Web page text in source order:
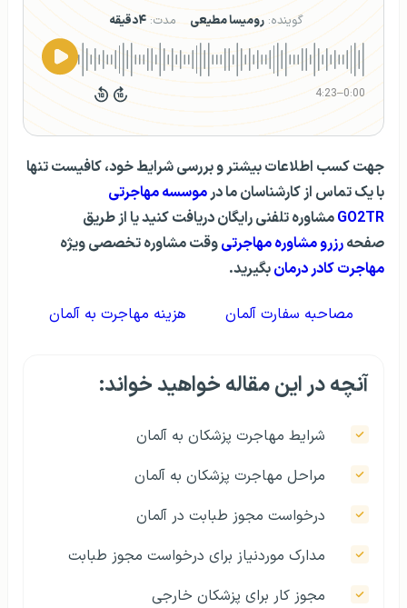
گوینده:رومیسا مطیعی مدت:۴دقیقه
0:00
–
4:23
جهت کسب اطلاعات بیشتر و بررسی شرایط خود، کافیست تنها
با یک تماس از کارشناسان ما در موسسه مهاجرتی
GO2TRمشاوره تلفنی رایگان دریافت کنید یا از طریق
صفحهرزرو مشاوره مهاجرتیوقت مشاوره تخصصی ویژه
مهاجرت کادر درمانبگیرید.
مصاحبه سفارت آلمان هزینه مهاجرت به آلمان
آنچه در این مقاله خواهید خواند:
شرایط مهاجرت پزشکان به آلمان
مراحل مهاجرت پزشکان به آلمان
درخواست مجوز طبابت در آلمان
مدارک موردنیاز برای درخواست مجوز طبابت
مجوز کار برای پزشکان خارجی